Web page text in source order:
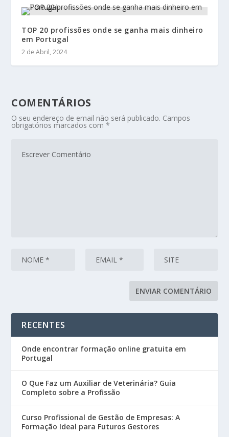
TOP 20 profissões onde se ganha mais dinheiro
em Portugal
2 de Abril, 2024
COMENTÁRIOS
O seu endereço de email não será publicado. Campos
obrigatórios marcados com*
RECENTES
Onde encontrar formação online gratuita em
Portugal
O Que Faz um Auxiliar de Veterinária? Guia
Completo sobre a Profissão
Curso Profissional de Gestão de Empresas: A
Formação Ideal para Futuros Gestores